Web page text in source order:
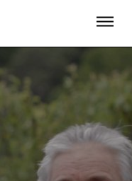
PROYECTOS
RESIDENCIAS
PRENSA
NEWSLETTER